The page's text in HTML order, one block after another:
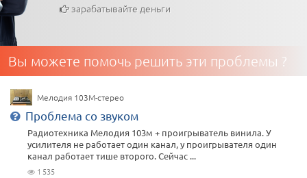
зарабатывайте деньги
Вы можете помочь решить эти проблемы ?
Мелодия 103М-стерео
Проблема со звуком
Радиотехника Мелодия 103м + проигрыватель винила. У
усилителя не работает один канал, у проигрывателя один
канал работает тише второго. Сейчас ...
1 535